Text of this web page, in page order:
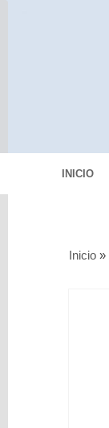
INICIO
Inicio »